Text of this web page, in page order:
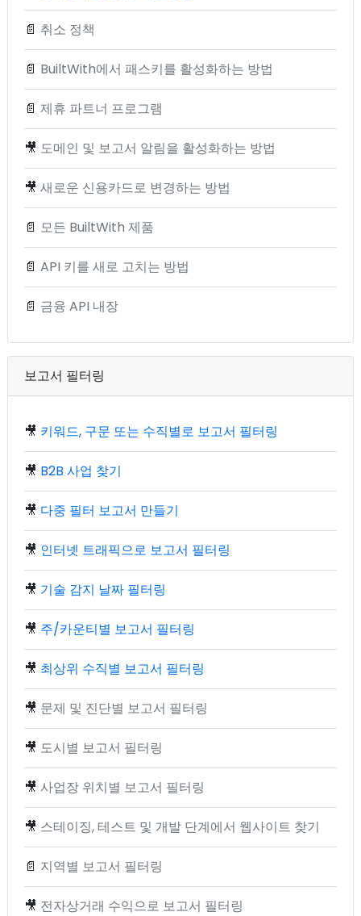
📄 취소 정책
📄 BuiltWith에서 패스키를 활성화하는 방법
📄 제휴 파트너 프로그램
🎥 도메인 및 보고서 알림을 활성화하는 방법
🎥 새로운 신용카드로 변경하는 방법
📄 모든 BuiltWith 제품
📄 API 키를 새로 고치는 방법
📄 금융 API 내장
보고서 필터링
🎥 키워드, 구문 또는 수직별로 보고서 필터링
🎥 B2B 사업 찾기
🎥 다중 필터 보고서 만들기
🎥 인터넷 트래픽으로 보고서 필터링
🎥 기술 감지 날짜 필터링
🎥 주/카운티별 보고서 필터링
🎥 최상위 수직별 보고서 필터링
🎥 문제 및 진단별 보고서 필터링
🎥 도시별 보고서 필터링
🎥 사업장 위치별 보고서 필터링
🎥 스테이징, 테스트 및 개발 단계에서 웹사이트 찾기
📄 지역별 보고서 필터링
🎥 전자상거래 수익으로 보고서 필터링